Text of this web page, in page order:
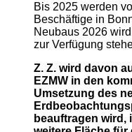
Bis 2025 werden
Beschäftige in
Neubaus 2026
zur Verfügung
Z. Z. wird davon
EZMW in den
Umsetzung des
beauftragen wird,